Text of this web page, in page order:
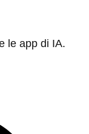
le app di IA.